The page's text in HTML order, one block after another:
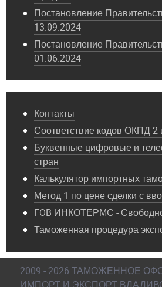
Постановление
13.09.2024
Постановление
01.06.2024
Контакты
Соответствие кодов ОКПД
Буквенные цифровые и
стран
Калькулятор импортных
Метод 1 по цене сделки с
FOB ИНКОТЕРМС -
Таможенная процедура
2009 - 2026 ТАМОЖЕННОЕ